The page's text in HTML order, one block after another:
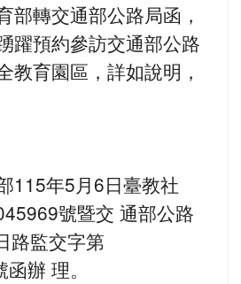
部轉交通部公路局函，
躍預約參訪交通部公路
教育園區，詳如說明，
115年5月6日臺教社
號暨交 通部公路
路監交字第
辦 理。